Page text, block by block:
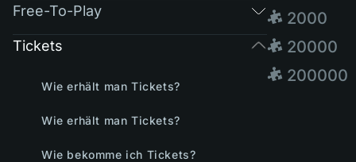
Free-To-Play
Tickets
Wie erhält man Tickets?
Wie erhält man Tickets?
Wie bekomme ich Tickets?
🧩 2000
🧩 20000
🧩 200000